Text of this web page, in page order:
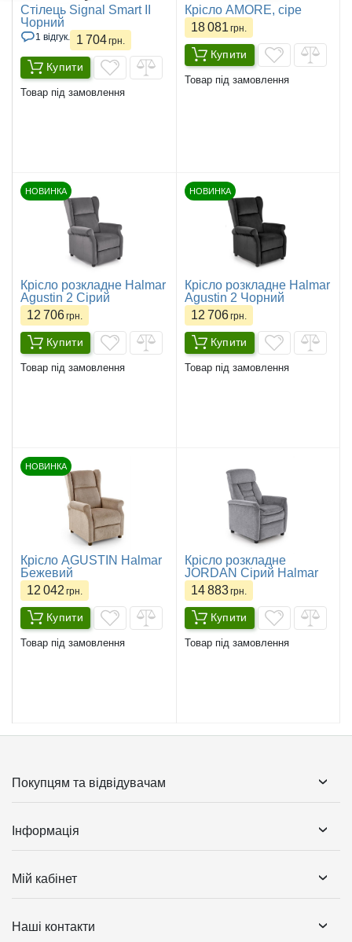
Стілець Signal Smart II
Чорний
1 відгук. 1 704грн.
Купити
Товар під замовлення
Крісло AMORE, сіре
18 081 грн.
Купити
Товар під замовлення
НОВИНКА
Крісло розкладне Halmar
Agustin 2 Сірий
12 706грн.
Купити
Товар під замовлення
НОВИНКА
Крісло розкладне Halmar
Agustin 2 Чорний
12 706грн.
Купити
Товар під замовлення
НОВИНКА
Крісло AGUSTIN Halmar
Бежевий
12 042 грн.
Купити
Товар під замовлення
Крісло розкладне
JORDAN Сірий Halmar
14 883грн.
Купити
Товар під замовлення
Покупцям та відвідувачам
Інформація
Мій кабінет
Наші контакти